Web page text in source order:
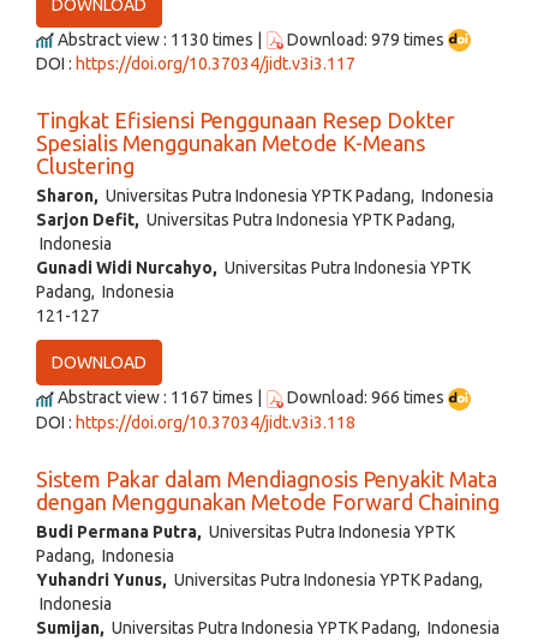
DOWNLOAD
Abstract view : 1130 times |
Download: 979 times
DOI : https://doi.org/10.37034/jidt.v3i3.117
Tingkat Efisiensi Penggunaan Resep Dokter
Spesialis Menggunakan Metode K-Means
Clustering
Sharon, Universitas Putra Indonesia YPTK Padang, Indonesia
Sarjon Defit, Universitas Putra Indonesia YPTK Padang,
Indonesia
Gunadi Widi Nurcahyo, Universitas Putra Indonesia YPTK
Padang, Indonesia
121-127
DOWNLOAD
Abstract view : 1167 times |
Download: 966 times
DOI : https://doi.org/10.37034/jidt.v3i3.118
Sistem Pakar dalam Mendiagnosis Penyakit Mata
dengan Menggunakan Metode Forward Chaining
Budi Permana Putra, Universitas Putra Indonesia YPTK
Padang, Indonesia
Yuhandri Yunus, Universitas Putra Indonesia YPTK Padang,
Indonesia
Sumijan, Universitas Putra Indonesia YPTK Padang, Indonesia